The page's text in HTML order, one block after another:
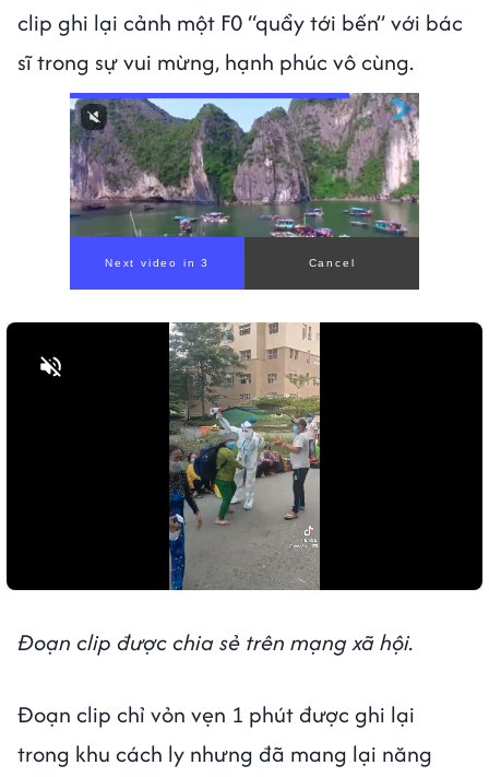
clip ghi lại cảnh một F0 “quẩy tới bến” với bác
sĩ trong sự vui mừng, hạnh phúc vô cùng.
Đoạn clip được chia sẻ trên mạng xã hội.
Đoạn clip chỉ vỏn vẹn 1 phút được ghi lại
trong khu cách ly nhưng đã mang lại năng